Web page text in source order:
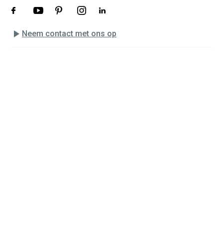
play_arrow Neem contact met ons op